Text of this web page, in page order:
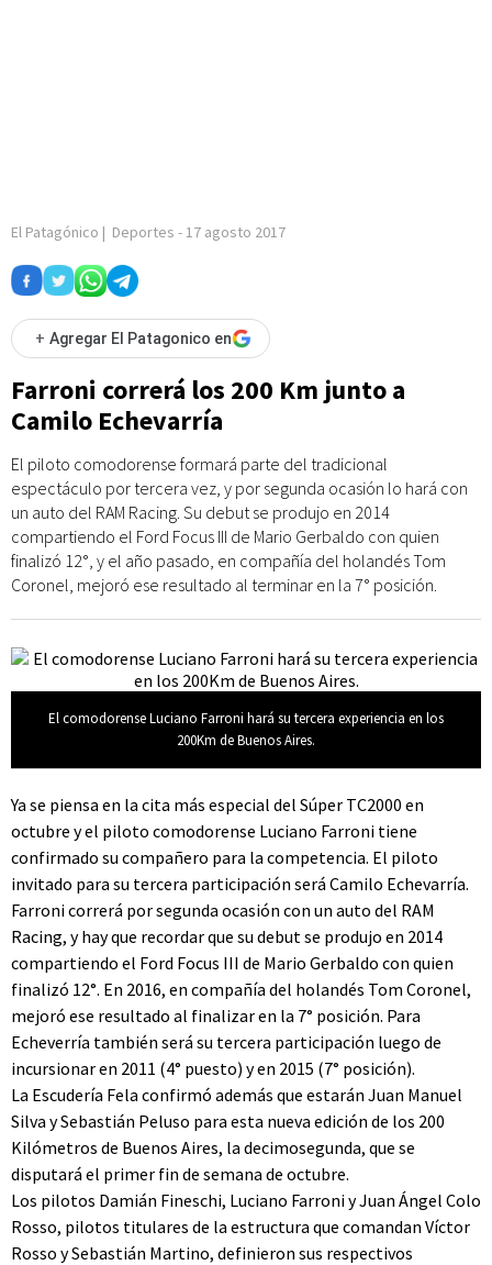
El Patagónico | Deportes - 17 agosto 2017
+ Agregar El Patagonico en
Farroni correrá los 200 Km junto a
Camilo Echevarría
El piloto comodorense formará parte del tradicional
espectáculo por tercera vez, y por segunda ocasión lo hará con
un auto del RAM Racing. Su debut se produjo en 2014
compartiendo el Ford Focus III de Mario Gerbaldo con quien
finalizó 12°, y el año pasado, en compañía del holandés Tom
Coronel, mejoró ese resultado al terminar en la 7° posición.
El comodorense Luciano Farroni hará su tercera experiencia en los
200Km de Buenos Aires.
Ya se piensa en la cita más especial del Súper TC2000 en
octubre y el piloto comodorense Luciano Farroni tiene
confirmado su compañero para la competencia. El piloto
invitado para su tercera participación será Camilo Echevarría.
Farroni correrá por segunda ocasión con un auto del RAM
Racing, y hay que recordar que su debut se produjo en 2014
compartiendo el Ford Focus III de Mario Gerbaldo con quien
finalizó 12°. En 2016, en compañía del holandés Tom Coronel,
mejoró ese resultado al finalizar en la 7° posición. Para
Echeverría también será su tercera participación luego de
incursionar en 2011 (4° puesto) y en 2015 (7° posición).
La Escudería Fela confirmó además que estarán Juan Manuel
Silva y Sebastián Peluso para esta nueva edición de los 200
Kilómetros de Buenos Aires, la decimosegunda, que se
disputará el primer fin de semana de octubre.
Los pilotos Damián Fineschi, Luciano Farroni y Juan Ángel Colo
Rosso, pilotos titulares de la estructura que comandan Víctor
Rosso y Sebastián Martino, definieron sus respectivos